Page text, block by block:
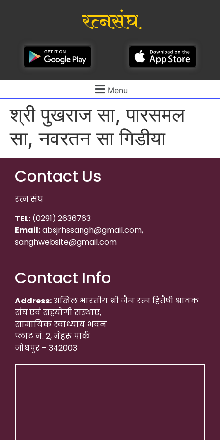
रत्नसंघ
Menu
श्री पुखराज सा, पारसमल
सा, नवरतन सा गिडीया
Contact Us
रत्न संघ
TEL: (0291) 2636763
Email:absjrhssangh@gmail.com,
sanghwebsite@gmail.com
Contact Info
Address:अखिल भारतीय श्री जैन रत्न हितैषी श्रावक
संघ एवं सहयोगी संस्थाएं,
सामायिक स्वाध्याय भवन
प्लाट नं. 2, नेहरू पार्क
जोधपुर – 342003